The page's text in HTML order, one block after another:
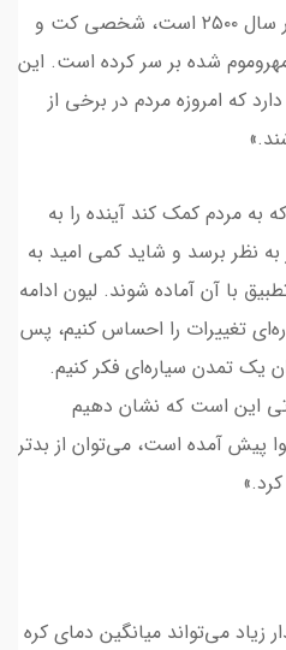
نقاشی‌ها که توصیفی از هند در سال ۲۵۰۰ است، شخصی کت و
مهروموم شده بر سر کرده است. این
که امروزه مردم در برخی از
مردم کمک کند آینده را به
نظر برسد و شاید کمی امید به
با آن آماده شوند. لیون ادامه
تغییرات را احساس کنیم، پس
یک تمدن سیاره‌ای فکر کنیم.
این است که نشان دهیم
پیش آمده است، می‌توان از بدتر
زیاد می‌تواند میانگین دمای کره